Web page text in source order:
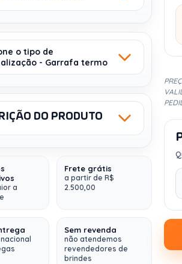
CROMADO
SATINADO 127
1318
o tipo de
- Garrafa termo
CORES: 1 - 2,5 X 12
DO PRODUTO
aço inox (90% reciclado) de
térmica, isolada a vácuo. Com
Certificação EU Food Grade. A
da impressão nos
a
Frete grátis
a partir de R$
2.500,00
Sem revenda
não atendemos
revendedores de
brindes